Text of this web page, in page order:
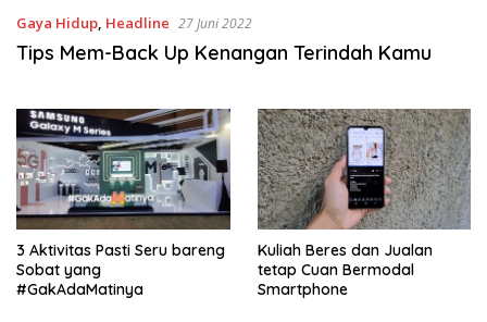
Gaya Hidup, Headline 27 Juni 2022
Tips Mem-Back Up Kenangan Terindah Kamu
3 Aktivitas Pasti Seru bareng
Sobat yang
#GakAdaMatinya
Kuliah Beres dan Jualan
tetap Cuan Bermodal
Smartphone